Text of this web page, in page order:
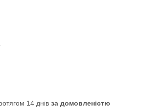
14 днів за домовленістю